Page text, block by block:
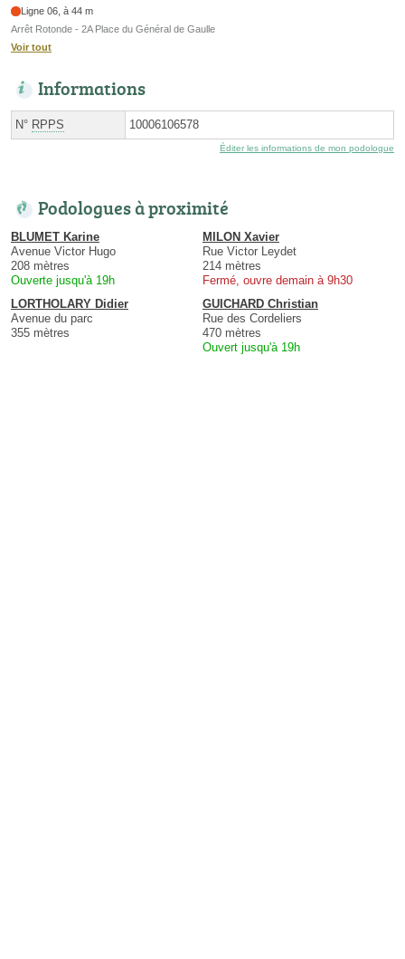
Ligne 06, à 44 m
Arrêt Rotonde - 2A Place du Général de Gaulle
Voir tout
Informations
N° RPPS 10006106578
Éditer les informations de mon podologue
Podologues à proximité
BLUMET Karine
Avenue Victor Hugo
208 mètres
Ouverte jusqu'à 19h
MILON Xavier
Rue Victor Leydet
214 mètres
Fermé, ouvre demain à 9h30
LORTHOLARY Didier
Avenue du parc
355 mètres
GUICHARD Christian
Rue des Cordeliers
470 mètres
Ouvert jusqu'à 19h